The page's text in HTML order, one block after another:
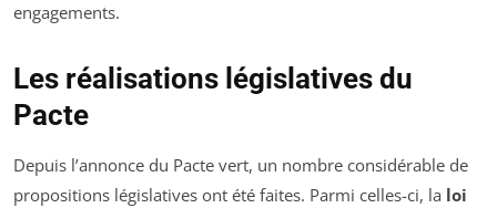
engagements.
Les réalisations législatives du
Pacte
Depuis l’annonce du Pacte vert, un nombre considérable de
propositions législatives ont été faites. Parmi celles-ci, la loi